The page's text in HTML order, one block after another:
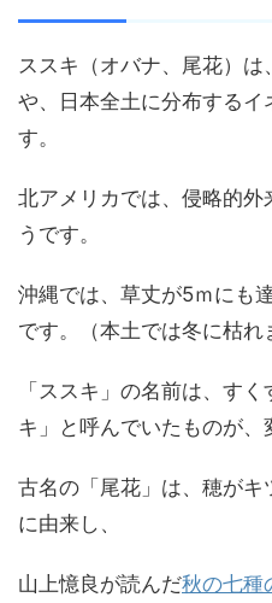
ススキ（オバナ、尾花）
や、日本全土に分布する
す。
北アメリカでは、侵略的外
うです。
沖縄では、草丈が5ｍにも
です。（本土では冬に枯れ
「ススキ」の名前は、す
キ」と呼んでいたものが、
古名の「尾花」は、穂がキ
に由来し、
山上憶良が読んだ秋の七種